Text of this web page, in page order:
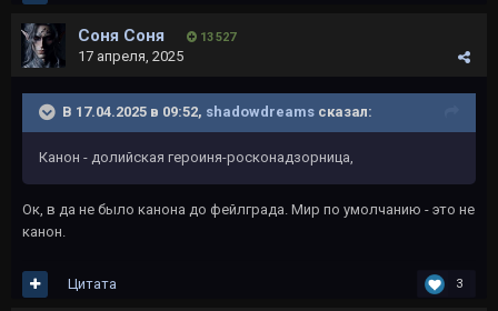
Соня Соня 13 527
17 апреля, 2025
В 17.04.2025 в 09:52, shadowdreams сказал:
Канон - долийская героиня-росконадзорница,
Ок, в да не было канона до фейлграда. Мир по умолчанию - это не
канон.
3
Цитата